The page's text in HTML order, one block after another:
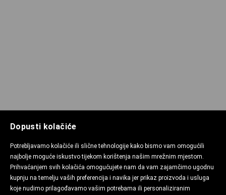
Dopusti kolačiće
Potrebljavamo kolačiće ili slične tehnologije kako bismo vam omogućili
najbolje moguće iskustvo tijekom korištenja našim mrežnim mjestom.
Prihvaćanjem svih kolačića omogućujete nam da vam zajamčimo ugodnu
kupnju na temelju vaših preferencija i navika jer prikaz proizvoda i usluga
koje nudimo prilagođavamo vašim potrebama ili personaliziranim